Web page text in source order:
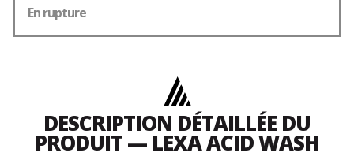
En rupture
DESCRIPTION DÉTAILLÉE DU
PRODUIT — LEXA ACID WASH